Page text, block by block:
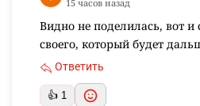
15 часов назад
Видно не поделилась, вот и
своего, который будет
Ответить
👍 1